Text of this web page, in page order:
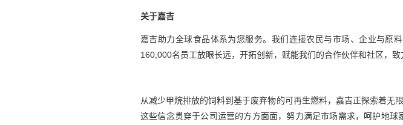
关于嘉吉
嘉吉助力全球食品体系为您服务。我们连接农民与市场、企业与原
160,000名员工放眼长远，开拓创新，赋能我们的合作伙伴和社区，
从减少甲烷排放的饲料到基于废弃物的可再生燃料，嘉吉正探索着
这些信念贯穿于公司运营的方方面面，努力满足市场需求，呵护地